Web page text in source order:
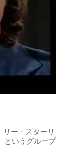
ー・スターリ
というグループ